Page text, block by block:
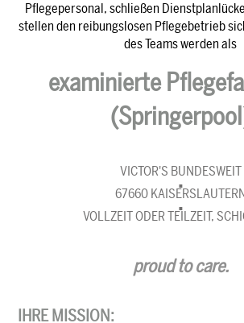
Pflegepersonal, schließen
stellen den reibungslosen Pflegebetrieb
des Teams werden als
examinierte
VICTOR'S BUNDESWEIT
67660
VOLLZEIT ODER TEILZEIT,
proud to care.
IHRE MISSION: